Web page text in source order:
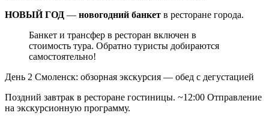
НОВЫЙ ГОД — новогодний банкет в ресторане города.
Банкет и трансфер в ресторан включен в
стоимость тура. Обратно туристы добираются
самостоятельно!
День 2 Смоленск: обзорная экскурсия — обед с дегустацией
Поздний завтрак в ресторане гостиницы. ~12:00 Отправление
на экскурсионную программу.